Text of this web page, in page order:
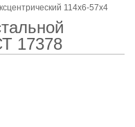
114х6-57х4
17378